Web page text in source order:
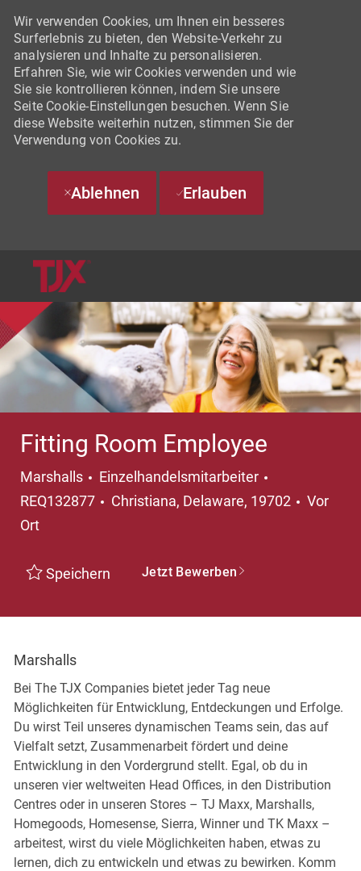
Wir verwenden Cookies, um Ihnen ein besseres
Surferlebnis zu bieten, den Website-Verkehr zu
analysieren und Inhalte zu personalisieren.
Erfahren Sie, wie wir Cookies verwenden und wie
Sie sie kontrollieren können, indem Sie unsere
Seite Cookie-Einstellungen besuchen. Wenn Sie
diese Website weiterhin nutzen, stimmen Sie der
Verwendung von Cookies zu.
Ablehnen Erlauben
Fitting Room Employee
Marshalls Kategorie
Einzelhandelsmitarbeiter
REQ132877
Ort
Christiana, Delaware, 19702
Vor
Ort
Speichern Jetzt Bewerben
Marshalls
Bei The TJX Companies bietet jeder Tag neue
Möglichkeiten für Entwicklung, Entdeckungen und Erfolge.
Du wirst Teil unseres dynamischen Teams sein, das auf
Vielfalt setzt, Zusammenarbeit fördert und deine
Entwicklung in den Vordergrund stellt. Egal, ob du in
unseren vier weltweiten Head Offices, in den Distribution
Centres oder in unseren Stores – TJ Maxx, Marshalls,
Homegoods, Homesense, Sierra, Winner und TK Maxx –
arbeitest, wirst du viele Möglichkeiten haben, etwas zu
lernen, dich zu entwickeln und etwas zu bewirken. Komm